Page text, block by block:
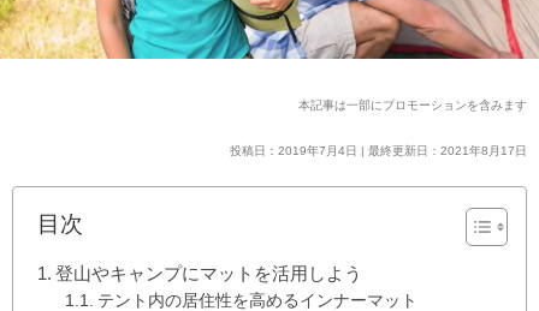
本記事は一部にプロモーションを含みます
投稿日：2019年7月4日 | 最終更新日：2021年8月17日
目次
登山やキャンプにマットを活用しよう
テント内の居住性を高めるインナーマット